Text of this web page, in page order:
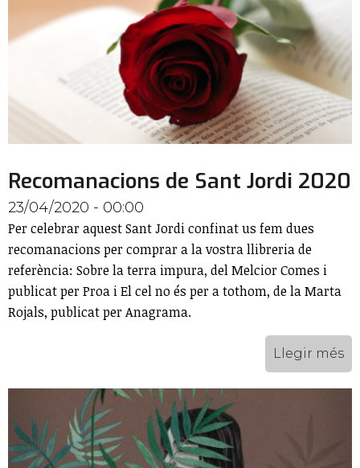
Recomanacions de Sant Jordi 2020
23/04/2020 - 00:00
Per celebrar aquest Sant Jordi confinat us fem dues
recomanacions per comprar a la vostra llibreria de
referència: Sobre la terra impura, del Melcior Comes i
publicat per Proa i El cel no és per a tothom, de la Marta
Rojals, publicat per Anagrama.
Llegir més